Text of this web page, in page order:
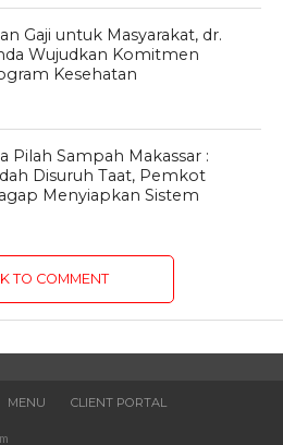
Gaji untuk Masyarakat, dr.
Wujudkan Komitmen
Kesehatan
Pilah Sampah Makassar :
Disuruh Taat, Pemkot
Menyiapkan Sistem
TO COMMENT
MENU CLIENT PORTAL